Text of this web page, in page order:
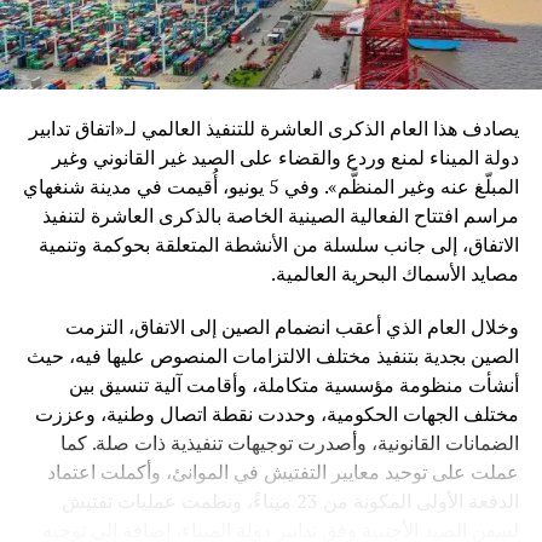
أن فلسفة الحزام والطريق تعتمد على بناء شراكات طويلة الأمد
تقوم على التنمية المشتركة واحترام خصوصية الدول.
وأضاف أن الصين من خلال هذه المبادرة تسعى إلى تقديم نموذج
جديد في العلاقات الدولية يقوم على التكامل الاقتصادي بدل
الصراع الجيوسياسي.
ورغم النجاحات المسجلة، توقف المحاضر عند مجموعة من
التحديات التي تواجه المبادرة، من أبرزها:
اختلاف القدرات الاقتصادية بين الدول المشاركة
مخاطر التمويل والديون في بعض المشاريع
تفاوت مستويات الحوكمة والتنفيذ
التأثيرات الجيوسياسية العالمية المتغيرة
وأكد أن معالجة هذه التحديات تتطلب مزيداً من الشفافية
يصادف هذا العام الذكرى العاشرة للتنفيذ العالمي لـ«اتفاق تدابير
دولة الميناء لمنع وردع والقضاء على الصيد غير القانوني وغير
المبلّغ عنه وغير المنظَّم». وفي 5 يونيو، أُقيمت في مدينة شنغهاي
مراسم افتتاح الفعالية الصينية الخاصة بالذكرى العاشرة لتنفيذ
الاتفاق، إلى جانب سلسلة من الأنشطة المتعلقة بحوكمة وتنمية
مصايد الأسماك البحرية العالمية.
وخلال العام الذي أعقب انضمام الصين إلى الاتفاق، التزمت
الصين بجدية بتنفيذ مختلف الالتزامات المنصوص عليها فيه، حيث
أنشأت منظومة مؤسسية متكاملة، وأقامت آلية تنسيق بين
مختلف الجهات الحكومية، وحددت نقطة اتصال وطنية، وعززت
الضمانات القانونية، وأصدرت توجيهات تنفيذية ذات صلة. كما
عملت على توحيد معايير التفتيش في الموانئ، وأكملت اعتماد
الدفعة الأولى المكونة من 23 ميناءً، ونظمت عمليات تفتيش